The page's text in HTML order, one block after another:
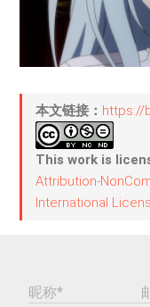
本文链接： https://
This work is
Attribution-
International
昵称*